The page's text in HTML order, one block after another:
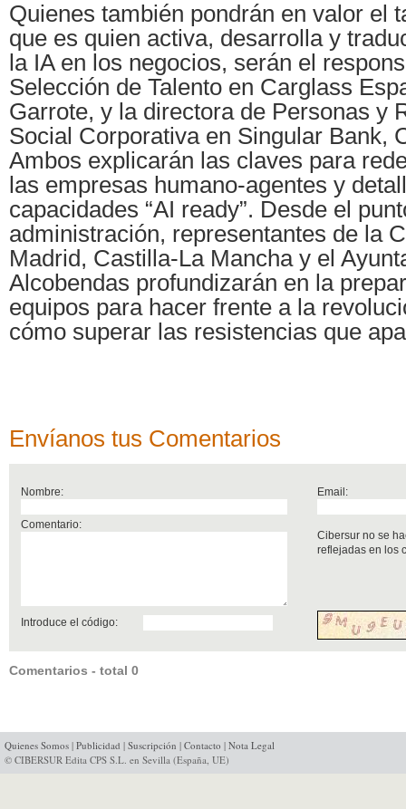
Quienes también pondrán en valor el
que es quien activa, desarrolla y
la IA en los negocios, serán el
Selección de Talento en Carglass
Garrote, y la directora de Personas y
Social Corporativa en Singular Bank,
Ambos explicarán las claves para
las empresas humano-agentes y
capacidades “AI ready”. Desde el
administración, representantes de la
Madrid, Castilla-La Mancha y el
Alcobendas profundizarán en la
equipos para hacer frente a la
cómo superar las resistencias que
Envíanos tus Comentarios
Nombre: Email:
Comentario:
Cibersur no se
reflejadas en los
Introduce el código:
Comentarios - total 0
Quienes Somos | Publicidad | Suscripción | Contacto | Nota Legal
© CIBERSUR Edita CPS S.L. en Sevilla (España, UE)